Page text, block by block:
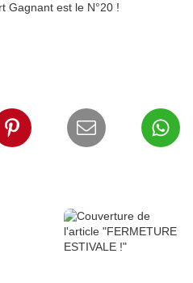
Gagnant est le N°20 !